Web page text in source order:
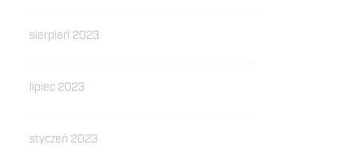
sierpień 2023
lipiec 2023
styczeń 2023